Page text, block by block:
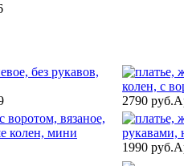
2790 руб.
1990 руб.